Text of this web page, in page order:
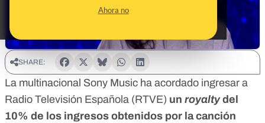
Ahora no
SHARE:
La multinacional Sony Music ha acordado ingresar a
Radio Televisión Española (RTVE) un royaltydel
10% de los ingresos obtenidos por la canción